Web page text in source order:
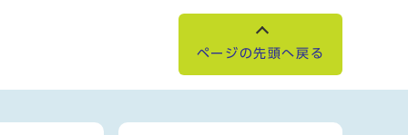
ページの先頭へ戻る